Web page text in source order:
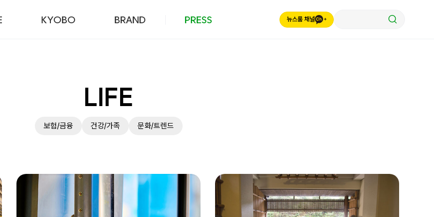
KYOBO BRAND PRESS 뉴스룸 채널
LIFE
보험/금융 건강/가족 문화/트렌드